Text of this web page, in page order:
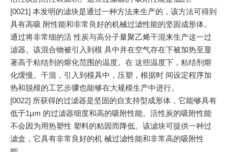
[0021] 本发明的滤块是通过一种方法来生产的，该方法可得到
具有高吸 附性能和非常良好的机械过滤性能的坚固成形体。
通过将非常细的活 性炭与高分子量聚乙烯干混来生产这一过
滤器。该混合物被引入到模 具中并在空气存在下被加热至显
著高于粘结剂的熔化范围的温度。在 这些温度下，粘结剂熔
化缓慢。干混，引入到模具中，压塑，根据时 间设定程序加
热和脱模的工艺步骤也能够在大规模生产中进行。
[0022] 所获得的过滤器是坚固的自支持型成形体，它能够具有
低于1μm 的过滤器细度和高的吸附性能。活性炭的吸附性能
不会因为用热塑性 塑料的粘固而降低。该滤块可提供一种过
滤盒，它具有非常良好的机 械过滤性能和非常高的吸附性